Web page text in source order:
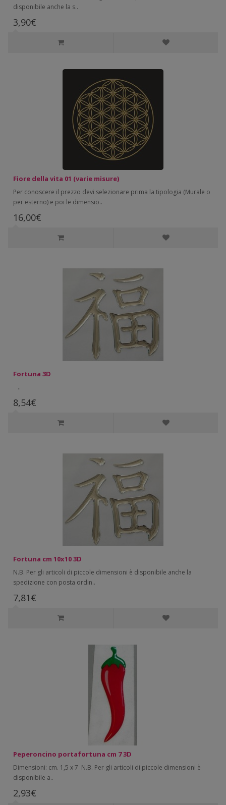
disponibile anche la s..
3,90€
Fiore della vita 01 (varie misure)
Per conoscere il prezzo devi selezionare prima la tipologia (Murale o
per esterno) e poi le dimensio..
16,00€
Fortuna 3D
..
8,54€
Fortuna cm 10x10 3D
N.B. Per gli articoli di piccole dimensioni è disponibile anche la
spedizione con posta ordin..
7,81€
Peperoncino portafortuna cm 7 3D
Dimensioni: cm. 1,5 x 7 N.B. Per gli articoli di piccole dimensioni è
disponibile a..
2,93€